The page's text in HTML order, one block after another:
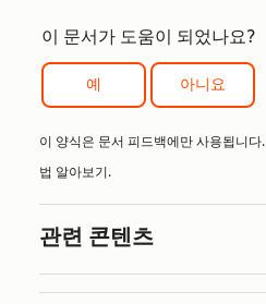
이 문서가 도움이 되었나요?
예 아니요
이 양식은 문서 피드백에만 사용됩니다.
법 알아보기.
관련 콘텐츠